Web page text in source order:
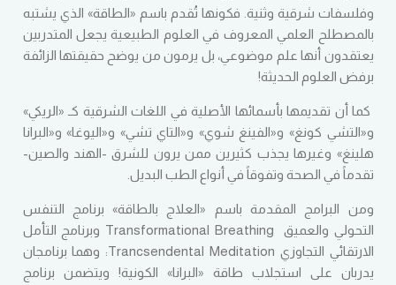
وفلسفات شرقية وثنية. فكونها تُقدم باسم «الطاقة» الذي يشتبه
بالمصطلح العلمي المعروف في العلوم الطبيعية يجعل المتدربين
يعتقدون أنها علم موضوعي، بل يرمون من يوضح حقيقتها الزائفة
برفض العلوم الحديثة!
كما أن تقديمها بأسمائها الأصلية في اللغات الشرقية كـ «الريكي»
و«التشي كونغ» و«الفينغ شوي» و«التاي تشي» و«اليوغا» و«البرانا
هلينغ» وغيرها يجذب كثيرين ممن يرون للشرق -الهند والصين-
تقدماً في الصحة وتفوقاً في أنواع الطب البديل.
ومن البرامج المقدمة باسم «العلاج بالطاقة» برنامج التنفس
التحولي والعميق Transformational Breathing وبرنامج التأمل
الارتقائي التجاوزي Trancsendental Meditation: وهما برنامجان
يدربان على استجلاب طاقة «البرانا» الكونية! ويتضمن برنامج